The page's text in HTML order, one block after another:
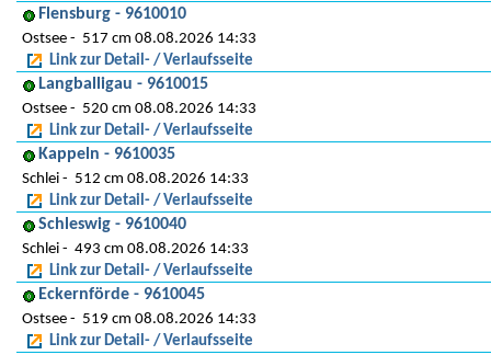
Flensburg - 9610010
Ostsee
517 cm 08.08.2026 14:33
Link zur Detail- / Verlaufsseite
Langballigau - 9610015
Ostsee
520 cm 08.08.2026 14:33
Link zur Detail- / Verlaufsseite
Kappeln - 9610035
Schlei
512 cm 08.08.2026 14:33
Link zur Detail- / Verlaufsseite
Schleswig - 9610040
Schlei
493 cm 08.08.2026 14:33
Link zur Detail- / Verlaufsseite
Eckernförde - 9610045
Ostsee
519 cm 08.08.2026 14:33
Link zur Detail- / Verlaufsseite